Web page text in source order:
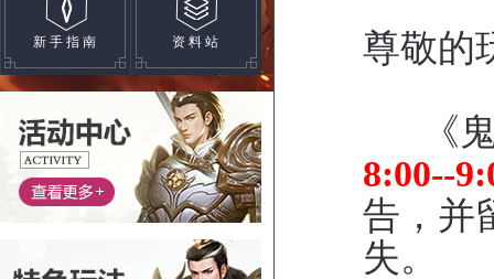
新手指南 资料站
尊敬的
《鬼
8:00--
告，并
失。